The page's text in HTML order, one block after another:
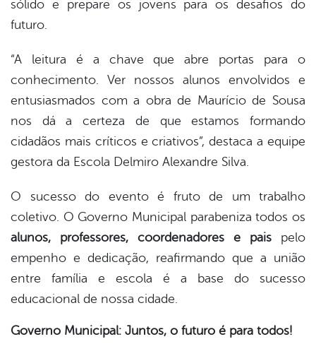
sólido e prepare os jovens para os desafios do
futuro.
“A leitura é a chave que abre portas para o
conhecimento. Ver nossos alunos envolvidos e
entusiasmados com a obra de Maurício de Sousa
nos dá a certeza de que estamos formando
cidadãos mais críticos e criativos”, destaca a equipe
gestora da Escola Delmiro Alexandre Silva.
O sucesso do evento é fruto de um trabalho
coletivo. O Governo Municipal parabeniza todos os
alunos, professores, coordenadores e pais pelo
empenho e dedicação, reafirmando que a união
entre família e escola é a base do sucesso
educacional de nossa cidade.
Governo Municipal: Juntos, o futuro é para todos!